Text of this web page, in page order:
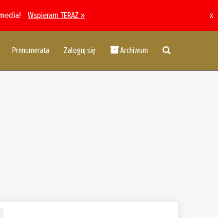
Wspieram TERAZ » x
Prenumerata Zaloguj się Archiwum